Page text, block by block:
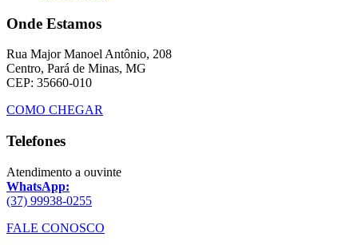
Onde Estamos
Rua Major Manoel Antônio, 208
Centro, Pará de Minas, MG
CEP: 35660-010
COMO CHEGAR
Telefones
Atendimento a ouvinte
WhatsApp:
(37) 99938-0255
FALE CONOSCO